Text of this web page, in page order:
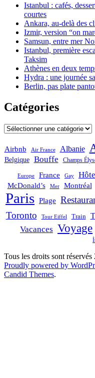
Istanbul : cafés,
courtes
Ankara, au-delà des
Izmir, version “on
Samsun, entre mer
Istanbul, première
Taksim
Athènes en deux
Hydra : une journée
Berlin, pas plate
Catégories
Catégories
Airbnb Air France Albanie
Belgique Bouffe Champs
Europe France Gay
McDonald’s Mer Montréal
Paris Plage
Toronto Tour Eiffel Train
Vacances Voyage
Tous les droits sont réservés
Proudly powered by
Candid Themes.